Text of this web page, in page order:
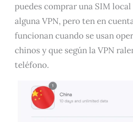
puedes comprar una SIM local
alguna VPN, pero ten en
funcionan cuando se usan
chinos y que según la VPN
teléfono.